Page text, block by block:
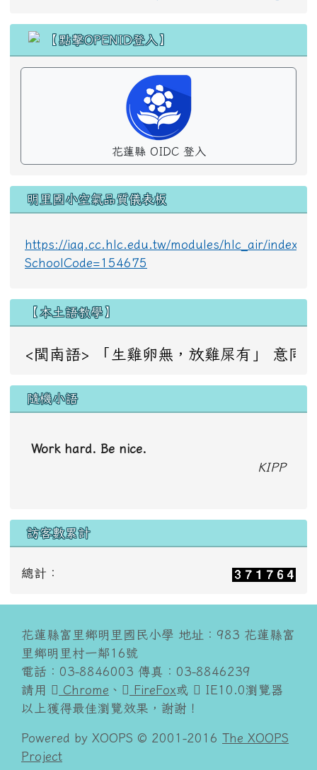
花蓮縣 OIDC 登入
明里國小空氣品質儀表板
https://iaq.cc.hlc.edu.tw/modules/hlc_air/
SchoolCode=154675
【本土語教學】
<閩南語> 「生雞卵無，放雞屎有」 意
隨機小語
Work hard. Be nice.
KIPP
訪客數累計
總計：
花蓮縣富里鄉明里國民小學 地址：983 花蓮縣富
里鄉明里村一鄰16號
電話：03-8846003 傳真：03-8846239
請用
Chrome 、 FireFox或
IE10.0瀏覽器
以上獲得最佳瀏覽效果，謝謝！
Powered by XOOPS © 2001-2016 The XOOPS
Project